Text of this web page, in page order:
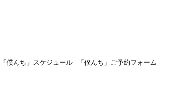
「僕んち」スケジュール 「僕んち」ご予約フォーム